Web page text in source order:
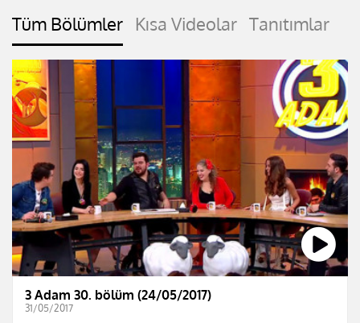
Tüm Bölümler Kısa Videolar Tanıtımlar
3 Adam 30. bölüm (24/05/2017)
31/05/2017